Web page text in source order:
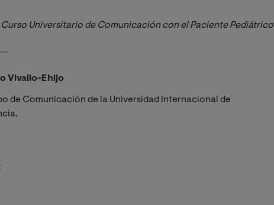
Universitario de Comunicación con el Paciente Pediátrico
Vivallo-Ehijo
de Comunicación de la Universidad Internacional de